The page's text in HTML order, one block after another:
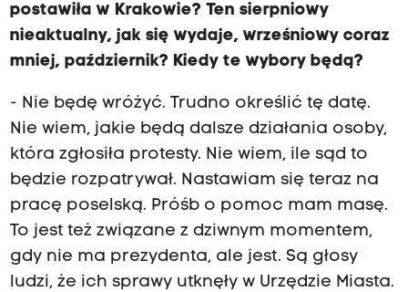
postawiła w Krakowie? Ten sierpniowy
nieaktualny, jak się wydaje, wrześniowy coraz
mniej, październik? Kiedy te wybory będą?
- Nie będę wróżyć. Trudno określić tę datę.
Nie wiem, jakie będą dalsze działania osoby,
która zgłosiła protesty. Nie wiem, ile sąd to
będzie rozpatrywał. Nastawiam się teraz na
pracę poselską. Próśb o pomoc mam masę.
To jest też związane z dziwnym momentem,
gdy nie ma prezydenta, ale jest. Są głosy
ludzi, że ich sprawy utknęły w Urzędzie Miasta.